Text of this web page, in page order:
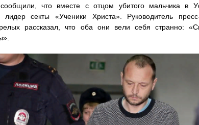
что вместе с отцом убитого мальчика в
лидер секты «Ученики Христа». Руководитель
рассказал, что оба они вели себя странно: